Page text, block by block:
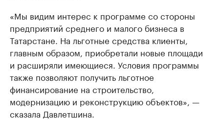
«Мы видим интерес к программе со стороны
предприятий среднего и малого бизнеса в
Татарстане. На льготные средства клиенты,
главным образом, приобретали новые площади
и расширяли имеющиеся. Условия программы
также позволяют получить льготное
финансирование на строительство,
модернизацию и реконструкцию объектов», —
сказала Давлетшина.